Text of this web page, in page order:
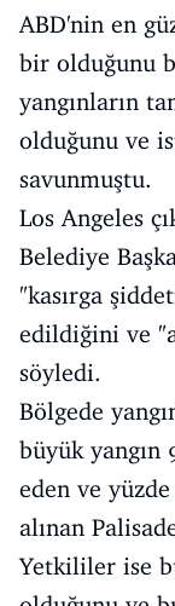
ABD'nin en
bir olduğunu
yangınların
olduğunu ve
savunmuştu.
Los Angeles
Belediye
"kasırga
edildiğini ve
söyledi.
Bölgede
büyük yangın
eden ve
alınan
Yetkililer ise